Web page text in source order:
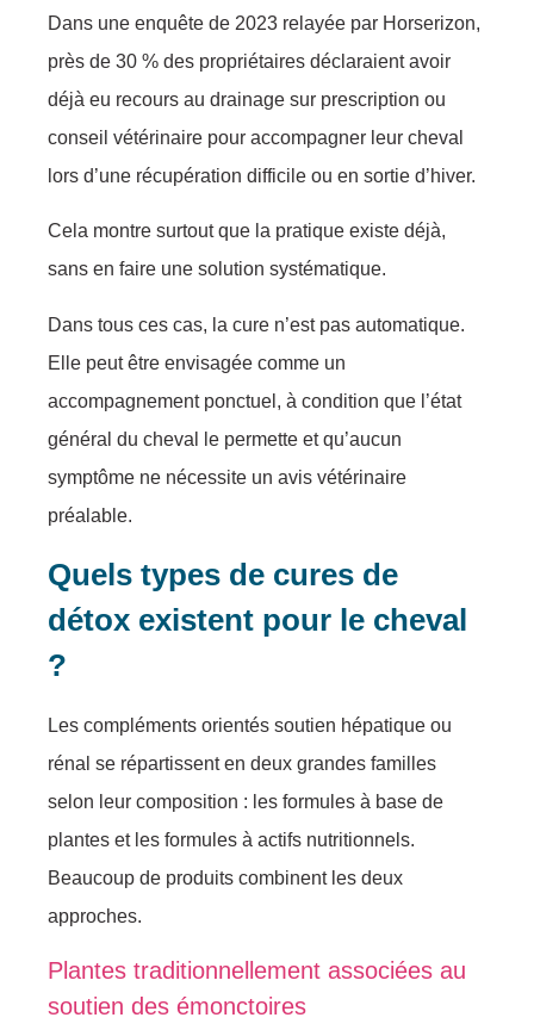
Dans une enquête de 2023 relayée par Horserizon,
près de 30 % des propriétaires déclaraient avoir
déjà eu recours au drainage sur prescription ou
conseil vétérinaire pour accompagner leur cheval
lors d’une récupération difficile ou en sortie d’hiver.
Cela montre surtout que la pratique existe déjà,
sans en faire une solution systématique.
Dans tous ces cas, la cure n’est pas automatique.
Elle peut être envisagée comme un
accompagnement ponctuel, à condition que l’état
général du cheval le permette et qu’aucun
symptôme ne nécessite un avis vétérinaire
préalable.
Quels types de cures de
détox existent pour le cheval
?
Les compléments orientés soutien hépatique ou
rénal se répartissent en deux grandes familles
selon leur composition : les formules à base de
plantes et les formules à actifs nutritionnels.
Beaucoup de produits combinent les deux
approches.
Plantes traditionnellement associées au
soutien des émonctoires